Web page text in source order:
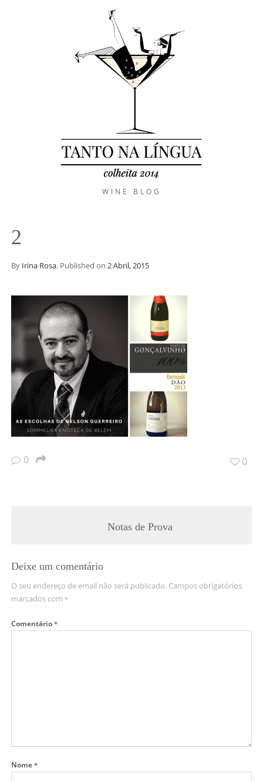
WINE BLOG
2
By Irina Rosa. Published on 2 Abril, 2015
0 0
Notas de Prova
Deixe um comentário
O seu endereço de email não será publicado. Campos obrigatórios
marcados com *
Comentário *
Nome *